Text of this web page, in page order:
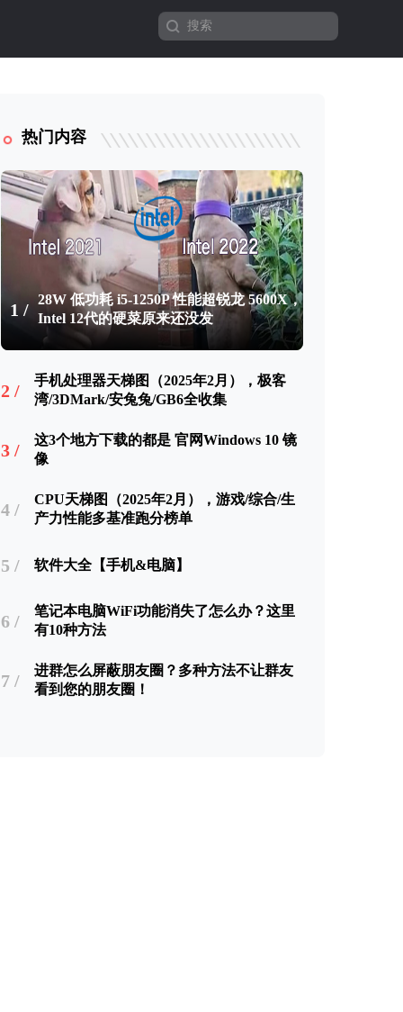
热门内容
1 /
28W 低功耗 i5-1250P 性能超锐龙 5600X，
Intel 12代的硬菜原来还没发
2 /
手机处理器天梯图（2025年2月），极客
湾/3DMark/安兔兔/GB6全收集
3 /
这3个地方下载的都是 官网Windows 10 镜
像
4 /
CPU天梯图（2025年2月），游戏/综合/生
产力性能多基准跑分榜单
5 / 软件大全【手机&电脑】
6 /
笔记本电脑WiFi功能消失了怎么办？这里
有10种方法
7 /
进群怎么屏蔽朋友圈？多种方法不让群友
看到您的朋友圈！